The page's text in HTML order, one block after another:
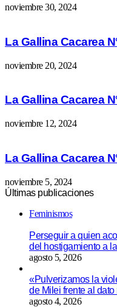
noviembre 30, 2024
La Gallina Cacarea
noviembre 20, 2024
La Gallina Cacarea
noviembre 12, 2024
La Gallina Cacarea
noviembre 5, 2024
Últimas publicaciones
Feminismos
Perseguir a quien
del hostigamiento a
agosto 5, 2026
«Pulverizamos la
de Milei frente al
agosto 4, 2026